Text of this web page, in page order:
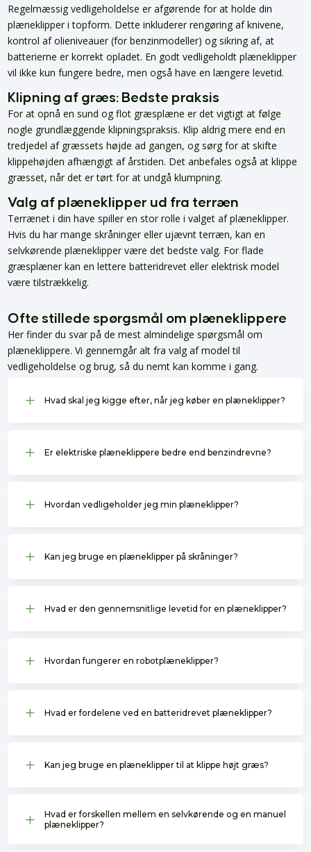
Regelmæssig vedligeholdelse er afgørende for at holde din
plæneklipper i topform. Dette inkluderer rengøring af knivene,
kontrol af olieniveauer (for benzinmodeller) og sikring af, at
batterierne er korrekt opladet. En godt vedligeholdt plæneklipper
vil ikke kun fungere bedre, men også have en længere levetid.
Klipning af græs: Bedste praksis
For at opnå en sund og flot græsplæne er det vigtigt at følge
nogle grundlæggende klipningspraksis. Klip aldrig mere end en
tredjedel af græssets højde ad gangen, og sørg for at skifte
klippehøjden afhængigt af årstiden. Det anbefales også at klippe
græsset, når det er tørt for at undgå klumpning.
Valg af plæneklipper ud fra terræn
Terrænet i din have spiller en stor rolle i valget af plæneklipper.
Hvis du har mange skråninger eller ujævnt terræn, kan en
selvkørende plæneklipper være det bedste valg. For flade
græsplæner kan en lettere batteridrevet eller elektrisk model
være tilstrækkelig.
Ofte stillede spørgsmål om plæneklippere
Her finder du svar på de mest almindelige spørgsmål om
plæneklippere. Vi gennemgår alt fra valg af model til
vedligeholdelse og brug, så du nemt kan komme i gang.
L Hvad skal jeg kigge efter, når jeg køber en plæneklipper?
L Er elektriske plæneklippere bedre end benzindrevne?
L Hvordan vedligeholder jeg min plæneklipper?
L Kan jeg bruge en plæneklipper på skråninger?
L Hvad er den gennemsnitlige levetid for en plæneklipper?
L Hvordan fungerer en robotplæneklipper?
L Hvad er fordelene ved en batteridrevet plæneklipper?
L Kan jeg bruge en plæneklipper til at klippe højt græs?
L
Hvad er forskellen mellem en selvkørende og en manuel
plæneklipper?